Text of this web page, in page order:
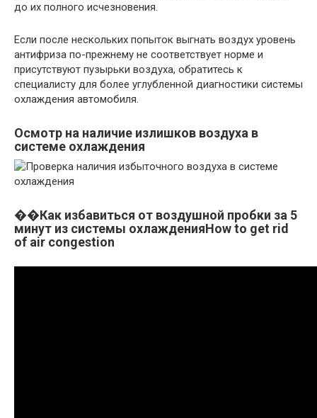
до их полного исчезновения.
Если после нескольких попыток выгнать воздух уровень
антифриза по-прежнему не соответствует норме и
присутствуют пузырьки воздуха, обратитесь к
специалисту для более углубленной диагностики системы
охлаждения автомобиля.
Осмотр на наличие излишков воздуха в
системе охлаждения
��Как избавиться от воздушной пробки за 5
минут из системы охлажденияHow to get rid
of air congestion